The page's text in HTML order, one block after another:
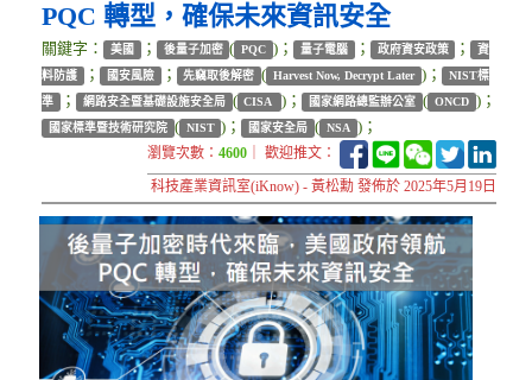
PQC 轉型，確保未來資訊安全
關鍵字： 美國 ； 後量子加密 ( PQC )； 量子電腦 ； 政府資安政策 ； 資
料防護 ； 國安風險 ； 先竊取後解密 ( Harvest Now, Decrypt Later )；
NIST標
準 ； 網路安全暨基礎設施安全局 ( CISA )； 國家網路總監辦公室 ( ONCD )；
國家標準暨技術研究院 ( NIST )； 國家安全局 ( NSA )；
瀏覽次數：4600 ｜ 歡迎推文：
科技產業資訊室(iKnow) - 黃松勳 發佈於 2025年5月19日